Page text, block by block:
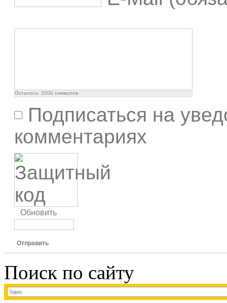
Осталось: 2000 символов
Подписаться на
комментариях
Обновить
Отправить
Поиск по сайту